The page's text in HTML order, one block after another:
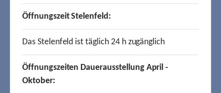
Öffnungszeit Stelenfeld:
Das Stelenfeld ist täglich 24 h zugänglich
Öffnungszeiten Dauerausstellung April -
Oktober: